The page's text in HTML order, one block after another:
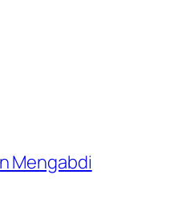
Mengabdi